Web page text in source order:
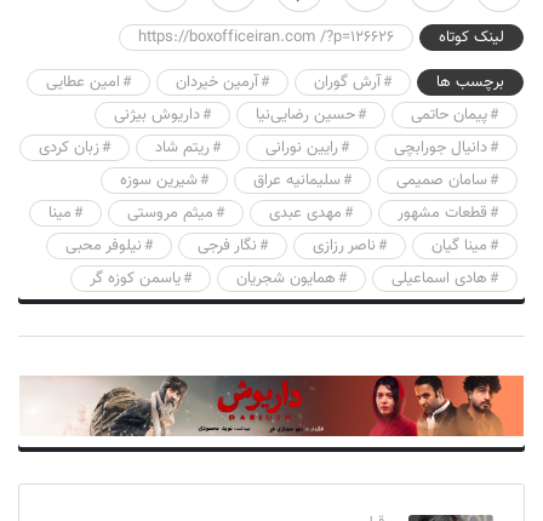
لینک کوتاه
https://boxofficeiran.com /?p=126626
برچسب ها
آرش گوران آرمین خیردان
امین عطایی
پیمان حاتمی
حسین رضایی‌نیا
داریوش بیژنی
دانیال جورابچی
رایین نورانی ریتم شاد
زبان کردی
سامان صمیمی
سلیمانیه عراق
شیرین سوزه
قطعات مشهور
مهدی عبدی میثم مروستی
مینا
مینا گیان
ناصر رزازی نگار فرجی
نیلوفر محبی
هادی اسماعیلی
همایون شجریان یاسمن کوزه گر